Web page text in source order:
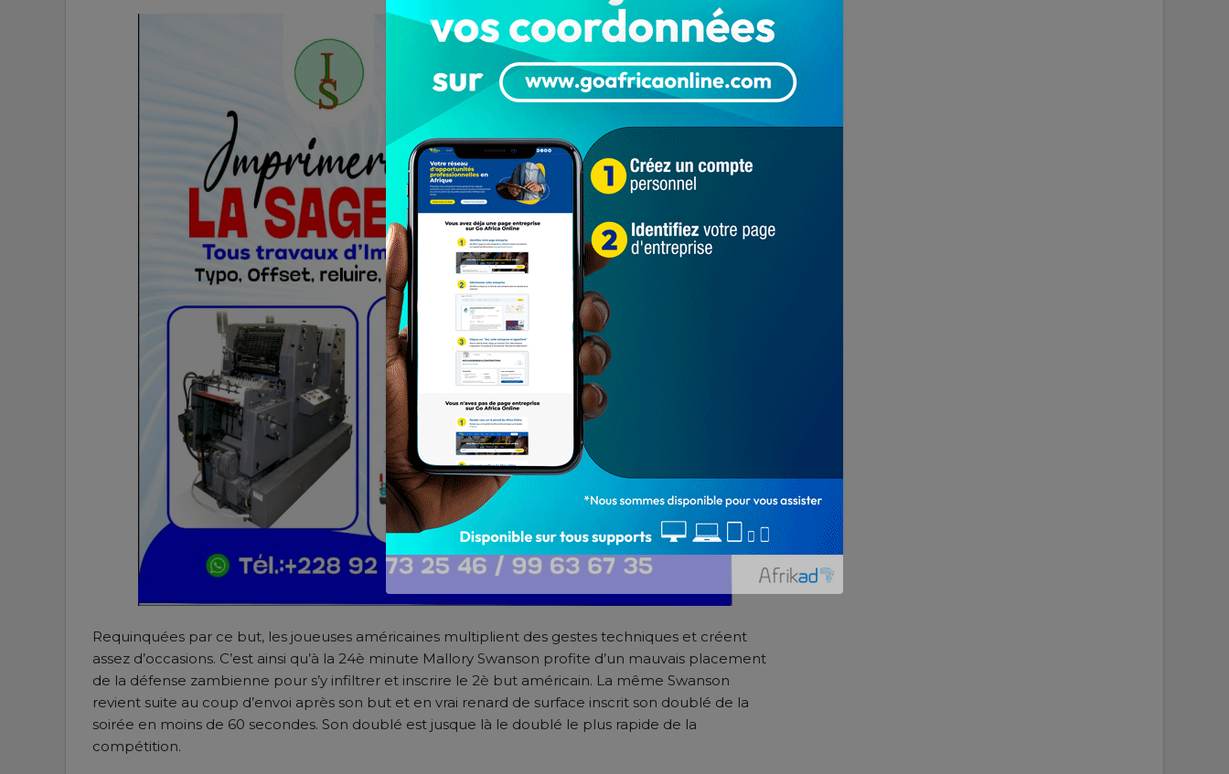
Requinquées par ce but, les joueuses américaines multiplient des gestes techniques et créent
assez d’occasions. C’est ainsi qu’à la 24è minute Mallory Swanson profite d’un mauvais placement
de la défense zambienne pour s’y infiltrer et inscrire le 2è but américain. La même Swanson
revient suite au coup d’envoi après son but et en vrai renard de surface inscrit son doublé de la
soirée en moins de 60 secondes. Son doublé est jusque là le doublé le plus rapide de la
compétition.